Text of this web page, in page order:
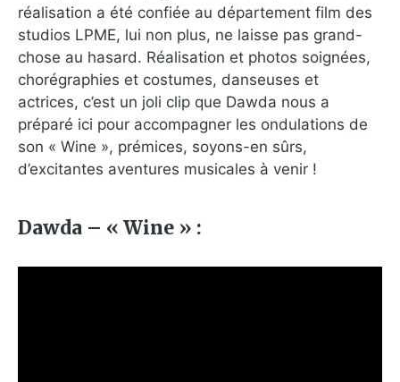
réalisation a été confiée au département film des
studios LPME, lui non plus, ne laisse pas grand-
chose au hasard. Réalisation et photos soignées,
chorégraphies et costumes, danseuses et
actrices, c’est un joli clip que Dawda nous a
préparé ici pour accompagner les ondulations de
son « Wine », prémices, soyons-en sûrs,
d’excitantes aventures musicales à venir !
Dawda – « Wine » :